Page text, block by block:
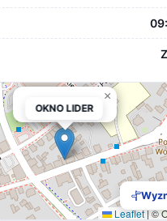
OKNO LIDER
×
Leaflet|©
OKNO LIDER